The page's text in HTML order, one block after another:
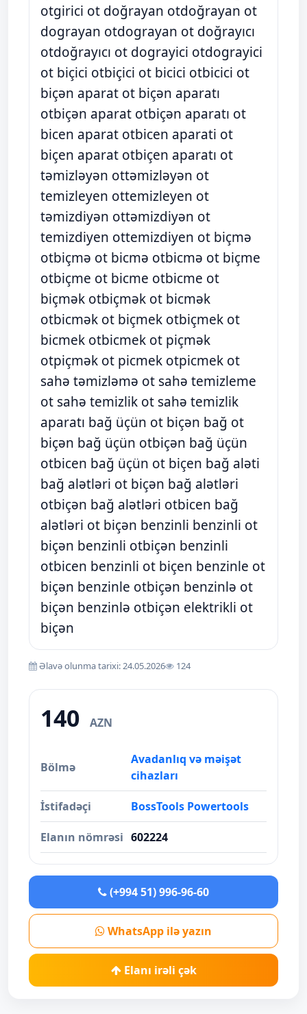
otgirici ot doğrayan otdoğrayan ot
dograyan otdograyan ot doğrayıcı
otdoğrayıcı ot dograyici otdograyici
ot biçici otbiçici ot bicici otbicici ot
biçən aparat ot biçən aparatı
otbiçən aparat otbiçən aparatı ot
bicen aparat otbicen aparati ot
biçen aparat otbiçen aparatı ot
təmizləyən ottəmizləyən ot
temizleyen ottemizleyen ot
təmizdiyən ottəmizdiyən ot
temizdiyen ottemizdiyen ot biçmə
otbiçmə ot bicmə otbicmə ot biçme
otbiçme ot bicme otbicme ot
biçmək otbiçmək ot bicmək
otbicmək ot biçmek otbiçmek ot
bicmek otbicmek ot piçmək
otpiçmək ot picmek otpicmek ot
sahə təmizləmə ot sahə temizleme
ot sahə temizlik ot sahə temizlik
aparatı bağ üçün ot biçən bağ ot
biçən bağ üçün otbiçən bağ üçün
otbicen bağ üçün ot biçen bağ aləti
bağ alətləri ot biçən bağ alətləri
otbiçən bağ alətləri otbicen bağ
alətləri ot biçən benzinli benzinli ot
biçən benzinli otbiçən benzinli
otbicen benzinli ot biçen benzinle ot
biçən benzinle otbiçən benzinlə ot
biçən benzinlə otbiçən elektrikli ot
biçən
Əlavə olunma tarixi: 24.05.2026 124
140 AZN
Bölmə
Avadanlıq və məişət
cihazları
İstifadəçi BossTools Powertools
Elanın nömrəsi 602224
(+994 51) 996-96-60
WhatsApp ilə yazın
Elanı irəli çək